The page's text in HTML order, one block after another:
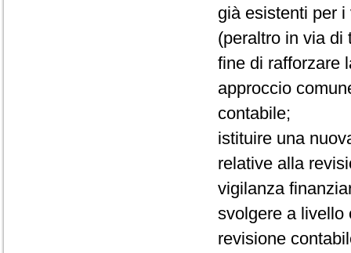
già esistenti per
(peraltro in via di
fine di rafforzare
approccio
contabile;
istituire una
relative alla
vigilanza
svolgere a livello
revisione